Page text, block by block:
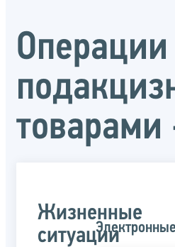
Операции
Жизненные
ситуации